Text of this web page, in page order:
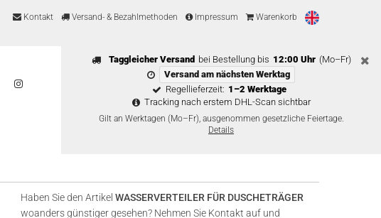
Kontakt Versand- & Bezahlmethoden Impressum Warenkorb
Taggleicher Versand bei Bestellung bis 12:00 Uhr (Mo–Fr)
Versand am nächsten Werktag
Regellieferzeit: 1–2 Werktage
Tracking nach erstem DHL-Scan sichtbar
Gilt an Werktagen (Mo–Fr), ausgenommen gesetzliche Feiertage.
Details
Haben Sie den Artikel WASSERVERTEILER FÜR DUSCHETRÄGER
woanders günstiger gesehen? Nehmen Sie Kontakt auf und